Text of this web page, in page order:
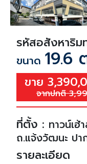
รหัสอสังหาริ
ขนาด 19.6
ขาย
จากปกติ
ที่ตั้ง : ทาวน์เ
ถ.แจ้งวัฒนะ ปา
รายละเอียด